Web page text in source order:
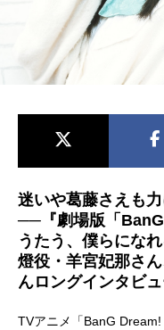
今期アニメ曜日別一覧
春アニメ
男性声優/女性声優一覧
迷いや葛藤さえも
──『劇場版「
うたう、僕らにな
燈役・羊宮妃那さ
んロングインタビ
TVアニメ「BanG